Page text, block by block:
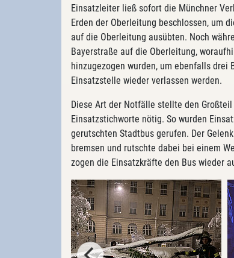
Einsatzleiter ließ sofort die Münchner
Erden der Oberleitung beschlossen, um
auf die Oberleitung ausübten. Noch
Bayerstraße auf die Oberleitung,
hinzugezogen wurden, um ebenfalls drei
Einsatzstelle wieder verlassen werden.
Diese Art der Notfälle stellte den
Einsatzstichworte nötig. So wurden
gerutschten Stadtbus gerufen. Der
bremsen und rutschte dabei bei einem
zogen die Einsatzkräfte den Bus wieder